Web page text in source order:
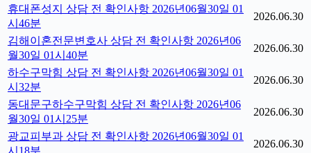
휴대폰성지 상담 전 확인사항 2026년06월30일 01
시46분
2026.06.30
김해이혼전문변호사 상담 전 확인사항 2026년06
월30일 01시40분
2026.06.30
하수구막힘 상담 전 확인사항 2026년06월30일 01
시32분
2026.06.30
동대문구하수구막힘 상담 전 확인사항 2026년06
월30일 01시25분
2026.06.30
광교피부과 상담 전 확인사항 2026년06월30일 01
시18분
2026.06.30